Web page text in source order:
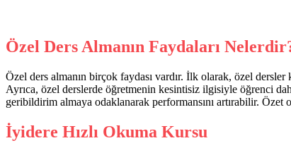
Özel Ders Almanın Faydaları
Özel ders almanın birçok faydası vardır. İlk olarak, özel
Ayrıca, özel derslerde öğretmenin kesintisiz ilgisiyle öğrenci
geribildirim almaya odaklanarak performansını artırabilir. Özet
İyidere Hızlı Okuma Kursu